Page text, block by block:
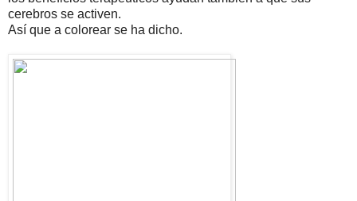
cerebros se activen.
Así que a colorear se ha dicho.